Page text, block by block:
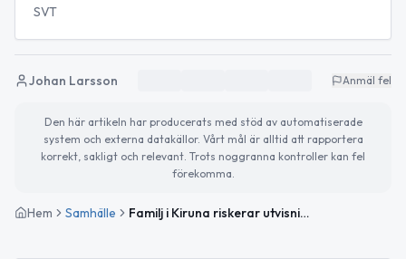
SVT
Johan Larsson Anmäl fel
Den här artikeln har producerats med stöd av automatiserade
system och externa datakällor. Vårt mål är alltid att rapportera
korrekt, sakligt och relevant. Trots noggranna kontroller kan fel
förekomma.
Hem Samhälle Familj i Kiruna riskerar utvisning efter omstridd jobbannons